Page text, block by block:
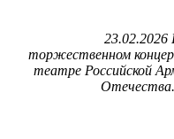
торжественном
театре Российской